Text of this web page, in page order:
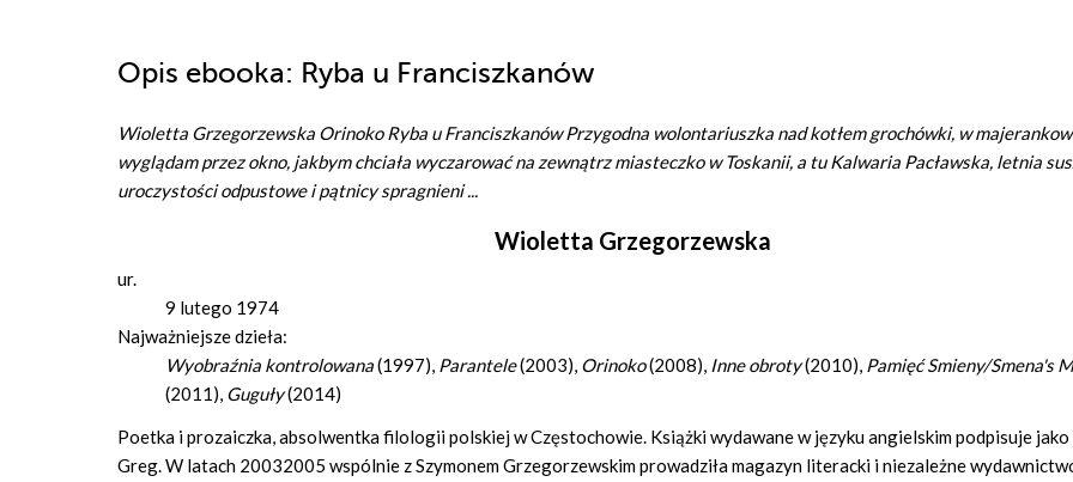
Opis ebooka: Ryba u Franciszkanów
Wioletta Grzegorzewska Orinoko Ryba u Franciszkanów Przygodna wolontariuszka nad kotłem grochówki, w
wyglądam przez okno, jakbym chciała wyczarować na zewnątrz miasteczko w Toskanii, a tu Kalwaria Pacławska, letnia
uroczystości odpustowe i pątnicy spragnieni ...
Wioletta Grzegorzewska
ur.
9 lutego 1974
Najważniejsze dzieła:
Wyobraźnia kontrolowana(1997), Parantele(2003), Orinoko(2008), Inne obroty(2010), Pamięć Smieny/Smena's
(2011), Guguły(2014)
Poetka i prozaiczka, absolwentka filologii polskiej w Częstochowie. Książki wydawane w języku angielskim podpisuje
Greg. W latach 20032005 wspólnie z Szymonem Grzegorzewskim prowadziła magazyn literacki i niezależne